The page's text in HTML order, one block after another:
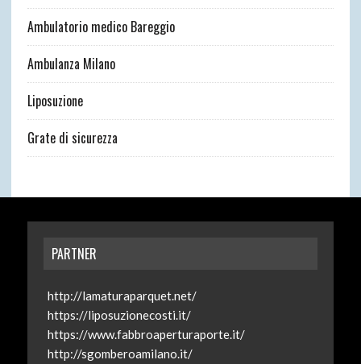
Ambulatorio medico Bareggio
Ambulanza Milano
Liposuzione
Grate di sicurezza
PARTNER
http://lamaturaparquet.net/
https://liposuzionecosti.it/
https://www.fabbroaperturaporte.it/
http://sgomberoamilano.it/